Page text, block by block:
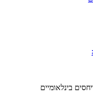
בינלאומיים